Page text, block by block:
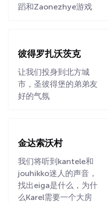
蹈和Zaonezhye游戏
彼得罗扎沃茨克
让我们投身到北方城
市，圣彼得堡的弟弟友
好的气氛
金达索沃村
我们将听到kantele和
jouhikko迷人的声音，
找出eiga是什么，为什
么Karel需要一个大房